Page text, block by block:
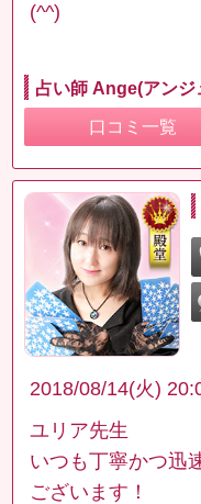
(^^)
占い師 Ange(アンジ
口コミ一覧
2018/08/14(火)
ユリア先生
いつも丁寧かつ迅
ございます！